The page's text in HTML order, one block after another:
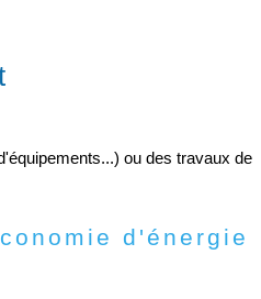
ou des travaux de
d'énergie